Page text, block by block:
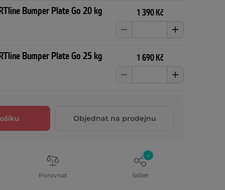
Bumper Plate Go 20 kg
1 390 Kč
Bumper Plate Go 25 kg
1 690 Kč
Objednat na prodejnu
Porovnat Sdílet